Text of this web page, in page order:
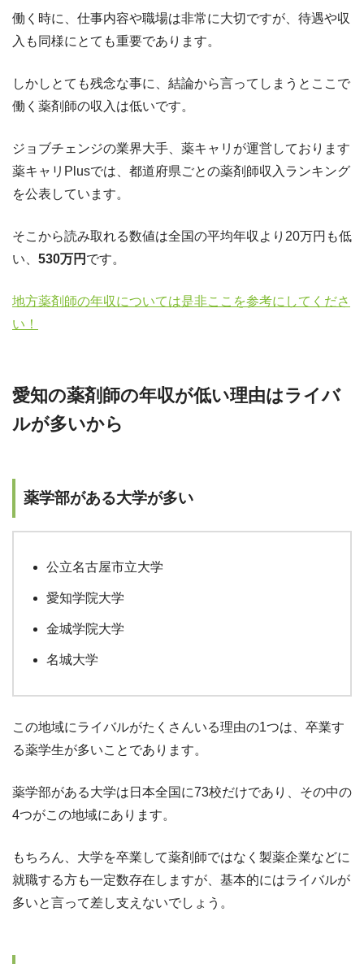
働く時に、仕事内容や職場は非常に大切ですが、待遇や収
入も同様にとても重要であります。
しかしとても残念な事に、結論から言ってしまうとここで
働く薬剤師の収入は低いです。
ジョブチェンジの業界大手、薬キャリが運営しております
薬キャリPlusでは、都道府県ごとの薬剤師収入ランキング
を公表しています。
そこから読み取れる数値は全国の平均年収より20万円も低
い、 530万円 です。
地方薬剤師の年収については是非ここを参考にしてくださ
い！
愛知の薬剤師の年収が低い理由はライバ
ルが多いから
薬学部がある大学が多い
公立名古屋市立大学
愛知学院大学
金城学院大学
名城大学
この地域にライバルがたくさんいる理由の1つは、卒業す
る薬学生が多いことであります。
薬学部がある大学は日本全国に73校だけであり、その中の
4つがこの地域にあります。
もちろん、大学を卒業して薬剤師ではなく製薬企業などに
就職する方も一定数存在しますが、基本的にはライバルが
多いと言って差し支えないでしょう。